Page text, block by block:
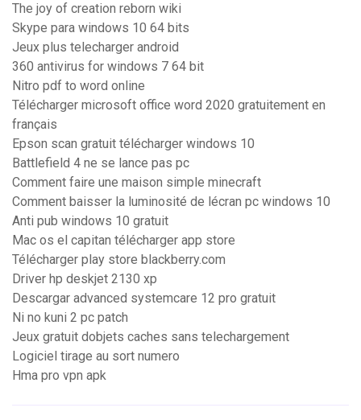
The joy of creation reborn wiki
Skype para windows 10 64 bits
Jeux plus telecharger android
360 antivirus for windows 7 64 bit
Nitro pdf to word online
Télécharger microsoft office word 2020 gratuitement en
français
Epson scan gratuit télécharger windows 10
Battlefield 4 ne se lance pas pc
Comment faire une maison simple minecraft
Comment baisser la luminosité de lécran pc windows 10
Anti pub windows 10 gratuit
Mac os el capitan télécharger app store
Télécharger play store blackberry.com
Driver hp deskjet 2130 xp
Descargar advanced systemcare 12 pro gratuit
Ni no kuni 2 pc patch
Jeux gratuit dobjets caches sans telechargement
Logiciel tirage au sort numero
Hma pro vpn apk